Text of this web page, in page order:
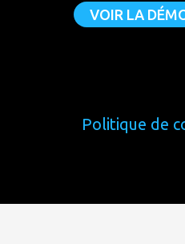
VOIR LA
Politique de